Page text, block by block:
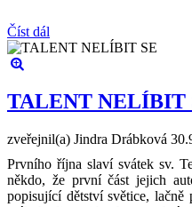
Číst dál
TALENT NELÍBIT
zveřejnil(a) Jindra Drábková
Prvního října slaví svátek sv.
někdo, že první část jejich
popisující dětství světice, lačně